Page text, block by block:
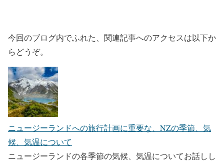
今回のブログ内でふれた、関連記事へのアクセスは以下か
らどうぞ。
ニュージーランドへの旅行計画に重要な、NZの季節、気
候、気温について
ニュージーランドの各季節の気候、気温についてお話しし